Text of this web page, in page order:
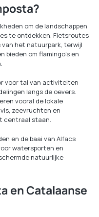
om de landschappen
te ontdekken. Fietsroutes
het natuurpark, terwijl
bieden om flamingo’s en
voor tal van activiteiten
langs de oevers.
vooral de lokale
zeevruchten en
centraal staan.
en de baai van Alfacs
watersporten en
natuurlijke
en Catalaanse